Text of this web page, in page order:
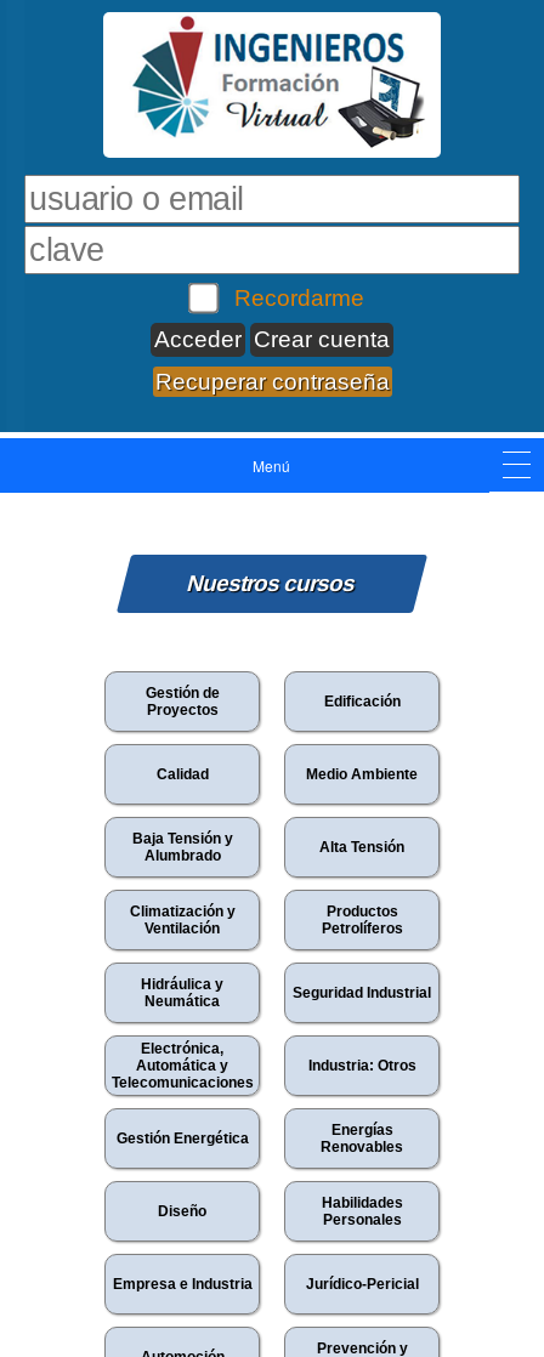
Recordarme
Crear cuenta
Recuperar contraseña
Menú
Nuestros cursos
Gestión de
Proyectos
Edificación
Calidad Medio Ambiente
Baja Tensión y
Alumbrado
Alta Tensión
Climatización y
Ventilación
Productos
Petrolíferos
Hidráulica y
Neumática
Seguridad Industrial
Electrónica,
Automática y
Telecomunicaciones
Industria: Otros
Gestión Energética
Energías
Renovables
Diseño
Habilidades
Personales
Empresa e Industria Jurídico-Pericial
Prevención y